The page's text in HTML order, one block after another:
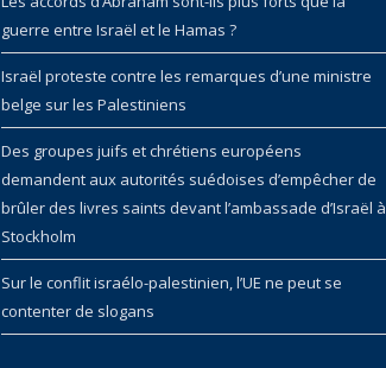
guerre entre Israël et le Hamas ?
Israël proteste contre les remarques d’une ministre
belge sur les Palestiniens
Des groupes juifs et chrétiens européens
demandent aux autorités suédoises d’empêcher de
brûler des livres saints devant l’ambassade d’Israël à
Stockholm
Sur le conflit israélo-palestinien, l’UE ne peut se
contenter de slogans